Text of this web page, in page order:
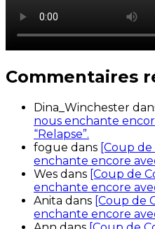
Commentaires
Dina_Winchester
nous enchante
“Relapse”.
fogue dans [Coup
enchante encore
Wes dans [Coup de
enchante encore
Anita dans [Coup de
enchante encore